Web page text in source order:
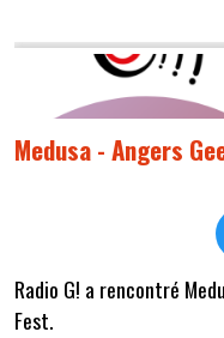
Medusa - Angers
Radio G! a rencontré
Fest.